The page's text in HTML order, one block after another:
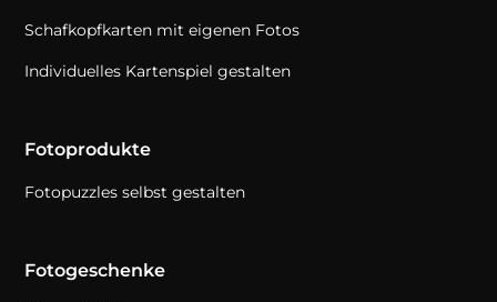
Schafkopfkarten mit eigenen Fotos
Individuelles Kartenspiel gestalten
Fotoprodukte
Fotopuzzles selbst gestalten
Fotogeschenke